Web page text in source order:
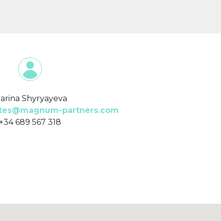
Shyryayeva
partners.com
689 567 318